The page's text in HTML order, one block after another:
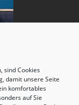
sind Cookies
damit unsere Seite
komfortables
auf Sie